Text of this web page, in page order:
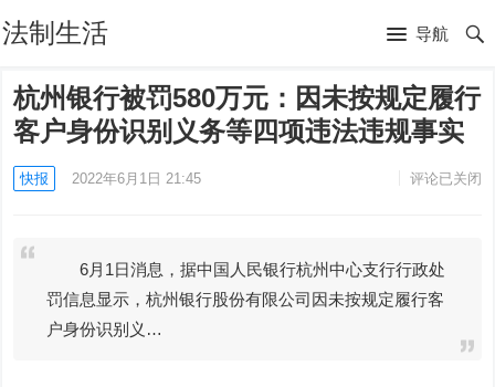
法制生活 导航
杭州银行被罚580万元：因未按规定履行
客户身份识别义务等四项违法违规事实
快报 2022年6月1日 21:45 评论已关闭
6月1日消息，据中国人民银行杭州中心支行行政处
罚信息显示，杭州银行股份有限公司因未按规定履行客
户身份识别义…